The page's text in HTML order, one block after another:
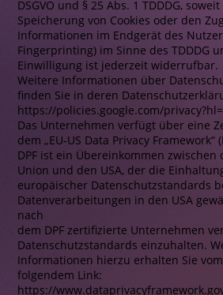
DSGVO und § 25 Abs. 1 TDDDG,
Speicherung von Cookies oder den
Informationen im Endgerät des
Fingerprinting) im Sinne des TDDDG
Einwilligung ist jederzeit widerrufbar.
Weitere Informationen über
finden Sie in deren
https://policies.google.com/
Das Unternehmen verfügt über eine
dem „EU-US Data Privacy Framework“
DPF ist ein Übereinkommen zwischen
Union und den USA, der die
europäischer Datenschutzstandards
Datenverarbeitungen in den USA
nach
dem DPF zertifizierte Unternehmen
Datenschutzstandards einzuhalten.
Informationen hierzu erhalten Sie
folgendem Link:
https://